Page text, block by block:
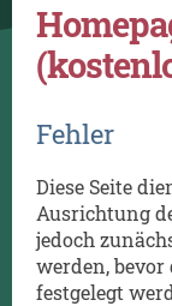
Fehler
Diese Seite
Ausrichtung
jedoch
werden,
festgelegt